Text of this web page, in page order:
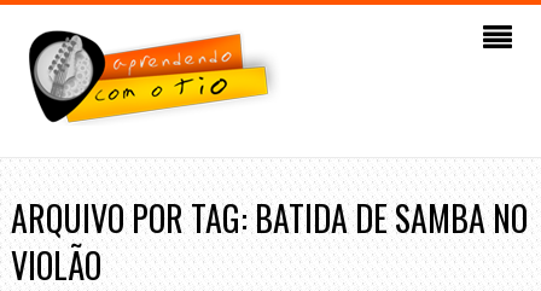
ARQUIVO POR TAG: BATIDA DE SAMBA NO
VIOLÃO